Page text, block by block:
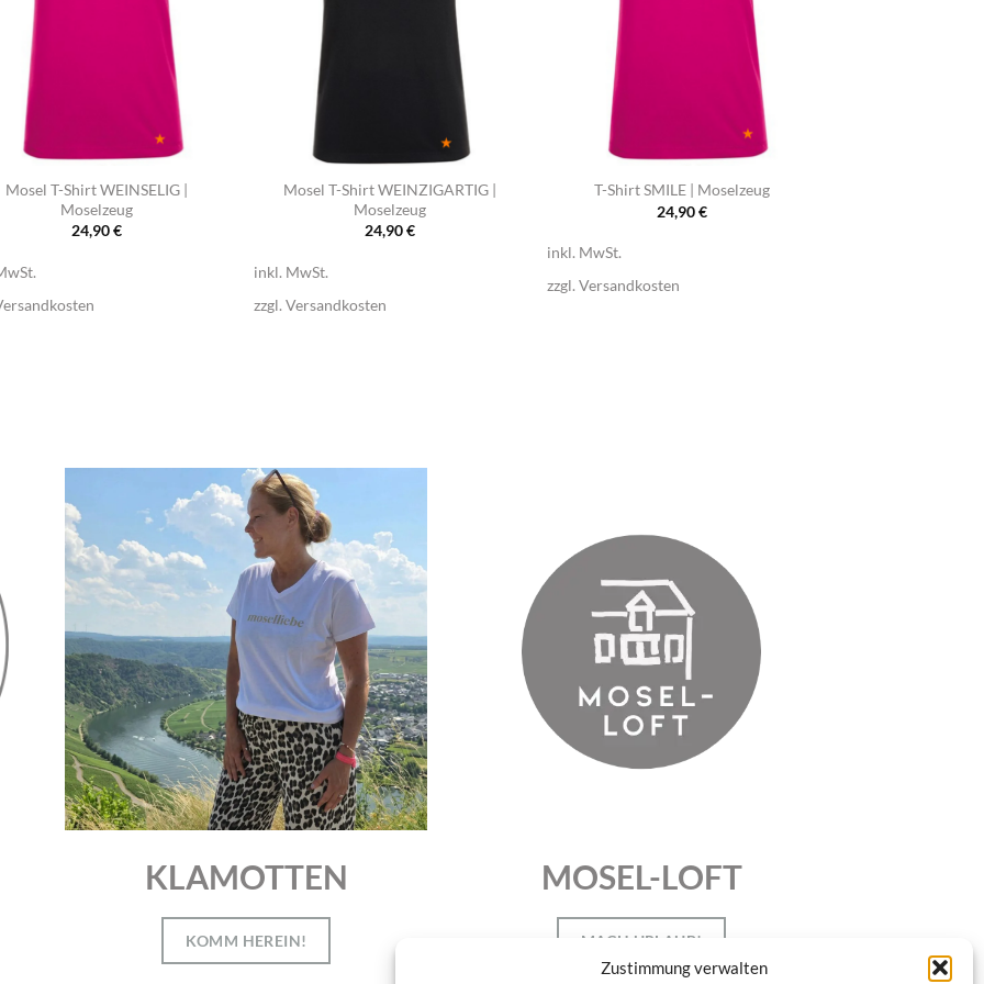
Zustimmung verwalten
Mosel T-Shirt WEINSELIG |
Moselzeug
24,90€
Mosel T-Shirt WEINZIGARTIG |
Moselzeug
24,90€
inkl. MwSt.
zzgl.Versandkosten
T-Shirt SMILE | Moselzeug
24,90€
inkl. MwSt.
zzgl. Versandkosten
KLAMOTTEN
KOMM HEREIN!
MOSEL-LOFT
MACH URLAUB!